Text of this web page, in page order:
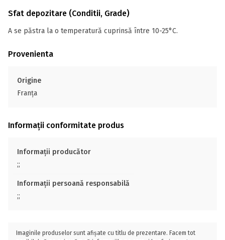
Sfat depozitare (Conditii, Grade)
A se păstra la o temperatură cuprinsă între 10-25°C.
Provenienta
Origine
Franţa
Informații conformitate produs
Informații producător
;;
Informații persoană responsabilă
;;
Imaginile produselor sunt afișate cu titlu de prezentare. Facem tot